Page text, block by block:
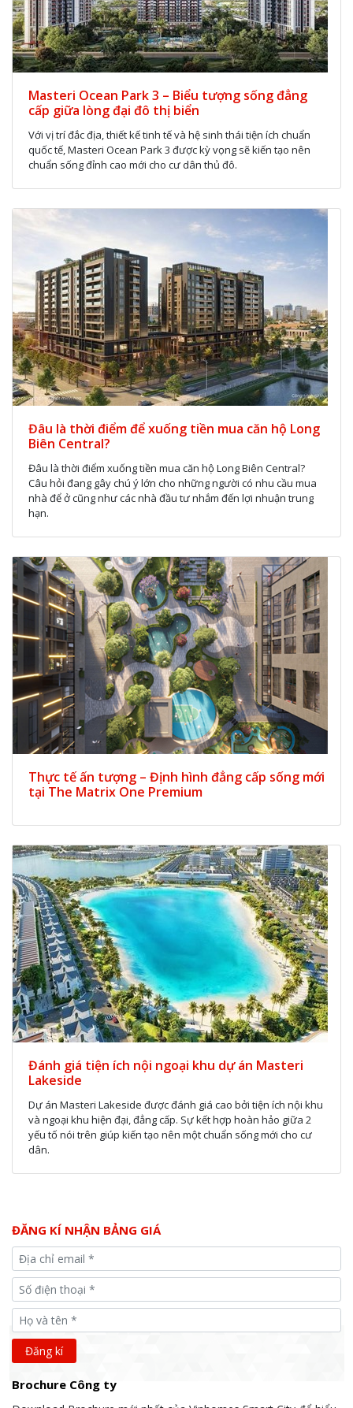
Masteri Ocean Park 3 – Biểu tượng sống đẳng
cấp giữa lòng đại đô thị biển
Với vị trí đắc địa, thiết kế tinh tế và hệ sinh thái tiện ích chuẩn
quốc tế, Masteri Ocean Park 3 được kỳ vọng sẽ kiến tạo nên
chuẩn sống đỉnh cao mới cho cư dân thủ đô.
Đâu là thời điểm để xuống tiền mua căn hộ Long
Biên Central?
Đâu là thời điểm xuống tiền mua căn hộ Long Biên Central?
Câu hỏi đang gây chú ý lớn cho những người có nhu cầu mua
nhà để ở cũng như các nhà đầu tư nhắm đến lợi nhuận trung
hạn.
Thực tế ấn tượng – Định hình đẳng cấp sống mới
tại The Matrix One Premium
Đánh giá tiện ích nội ngoại khu dự án Masteri
Lakeside
Dự án Masteri Lakeside được đánh giá cao bởi tiện ích nội khu
và ngoại khu hiện đại, đẳng cấp. Sự kết hợp hoàn hảo giữa 2
yếu tố nói trên giúp kiến tạo nên một chuẩn sống mới cho cư
dân.
ĐĂNG KÍ NHẬN BẢNG GIÁ
Brochure Công ty